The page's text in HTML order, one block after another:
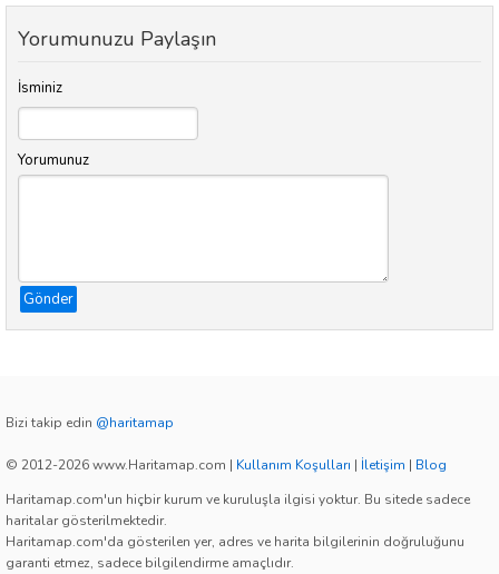
Yorumunuzu Paylaşın
İsminiz
Yorumunuz
Gönder
Bizi takip edin @haritamap
© 2012-2026 www.Haritamap.com | Kullanım Koşulları | İletişim | Blog
Haritamap.com'un hiçbir kurum ve kuruluşla ilgisi yoktur. Bu sitede sadece
haritalar gösterilmektedir.
Haritamap.com'da gösterilen yer, adres ve harita bilgilerinin doğruluğunu
garanti etmez, sadece bilgilendirme amaçlıdır.